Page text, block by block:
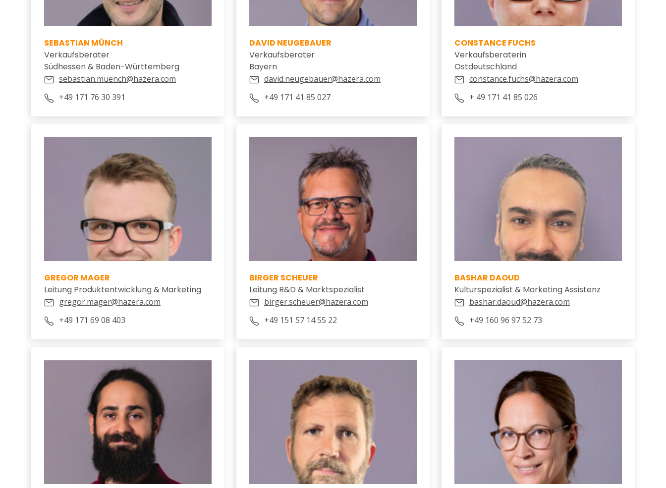
SEBASTIAN MÜNCH
Verkaufsberater
Südhessen & Baden-Württemberg
sebastian.muench@hazera.com
+49 171 76 30 391
DAVID NEUGEBAUER
Verkaufsberater
Bayern
david.neugebauer@hazera.com
+49 171 41 85 027
CONSTANCE FUCHS
Verkaufsberaterin
Ostdeutschland
constance.fuchs@hazera.com
+ 49 171 41 85 026
GREGOR MAGER
Leitung Produktentwicklung & Marketing
gregor.mager@hazera.com
+49 171 69 08 403
BIRGER SCHEUER
Leitung R&D & Marktspezialist
birger.scheuer@hazera.com
+49 151 57 14 55 22
BASHAR DAOUD
Kulturspezialist & Marketing Assistenz
bashar.daoud@hazera.com
+49 160 96 97 52 73